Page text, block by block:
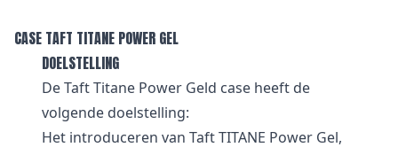
CASE TAFT TITANE POWER GEL
DOELSTELLING
De Taft Titane Power Geld case heeft de
volgende doelstelling:
Het introduceren van Taft TITANE Power Gel,